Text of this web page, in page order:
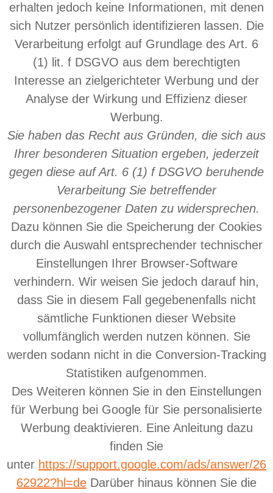
erhalten jedoch keine Informationen, mit denen
sich Nutzer persönlich identifizieren lassen. Die
Verarbeitung erfolgt auf Grundlage des Art. 6
(1) lit. f DSGVO aus dem berechtigten
Interesse an zielgerichteter Werbung und der
Analyse der Wirkung und Effizienz dieser
Werbung.
Sie haben das Recht aus Gründen, die sich aus
Ihrer besonderen Situation ergeben, jederzeit
gegen diese auf Art. 6 (1) f DSGVO beruhende
Verarbeitung Sie betreffender
personenbezogener Daten zu widersprechen.
Dazu können Sie die Speicherung der Cookies
durch die Auswahl entsprechender technischer
Einstellungen Ihrer Browser-Software
verhindern. Wir weisen Sie jedoch darauf hin,
dass Sie in diesem Fall gegebenenfalls nicht
sämtliche Funktionen dieser Website
vollumfänglich werden nutzen können. Sie
werden sodann nicht in die Conversion-Tracking
Statistiken aufgenommen.
Des Weiteren können Sie in den Einstellungen
für Werbung bei Google für Sie personalisierte
Werbung deaktivieren. Eine Anleitung dazu
finden Sie
unter https://support.google.com/ads/answer/26
62922?hl=de Darüber hinaus können Sie die